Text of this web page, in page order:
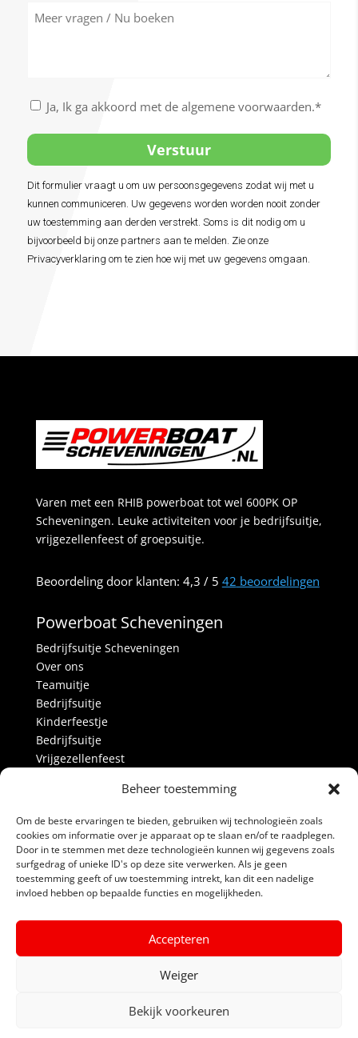
Beheer toestemming
Om de beste ervaringen te bieden, gebruiken wij technologieën zoals
cookies om informatie over je apparaat op te slaan en/of te raadplegen.
Door in te stemmen met deze technologieën kunnen wij gegevens zoals
surfgedrag of unieke ID's op deze site verwerken. Als je geen
toestemming geeft of uw toestemming intrekt, kan dit een nadelige
invloed hebben op bepaalde functies en mogelijkheden.
Accepteren
Weiger
Bekijk voorkeuren
Meer
vragen
Akkoord
de
algemene
voorwaarden
*
Ja, Ik ga akkoord met de algemene voorwaarden.*
Alternative:
Dit formulier vraagt u om uw persoonsgegevens zodat wij met u
kunnen communiceren. Uw gegevens worden worden nooit zonder
uw toestemming aan derden verstrekt. Soms is dit nodig om u
bijvoorbeeld bij onze partners aan te melden. Zie onze
Privacyverklaring om te zien hoe wij met uw gegevens omgaan.
Varen met een RHIB powerboat tot wel 600PK OP
Scheveningen. Leuke activiteiten voor je bedrijfsuitje,
vrijgezellenfeest of groepsuitje.
Beoordeling door klanten: 4,3 / 5 42 beoordelingen
Powerboat Scheveningen
Bedrijfsuitje Scheveningen
Over ons
Teamuitje
Bedrijfsuitje
Kinderfeestje
Bedrijfsuitje
Vrijgezellenfeest
Alle prijzen
Partners
Contact
Algemene voorwaarden
Privacyverklaring
Powerboat Scheveningen